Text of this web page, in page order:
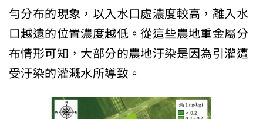
勻分布的現象，以入水口處濃度較高，離入水
口越遠的位置濃度越低。從這些農地重金屬分
布情形可知，大部分的農地汙染是因為引灌遭
受汙染的灌溉水所導致。